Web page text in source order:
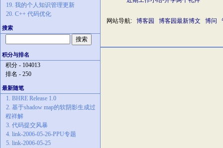
19. 我的个人知识管理更新
20. C++ 代码优化
搜索
积分与排名
积分 - 104013
排名 - 250
最新随笔
1. BHRE Release 1.0
2. 基于shadow map的软阴影生成过
程祥解
3. 代码提交风暴
4. link-2006-05-26-PPU专题
5. link-2006-05-25
网站导航: 博客园 博客园最新博文 博问